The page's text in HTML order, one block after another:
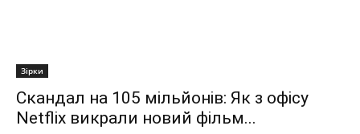
Зірки
Скандал на 105 мільйонів: Як з офісу
Netflix викрали новий фільм...